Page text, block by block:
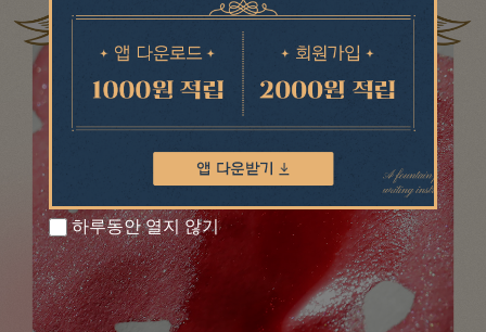
하루동안 열지 않기